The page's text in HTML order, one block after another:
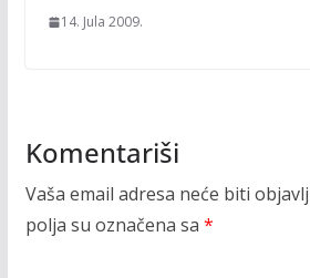
14. Jula 2009.
Komentariši
Vaša email adresa neće biti
polja su označena sa *